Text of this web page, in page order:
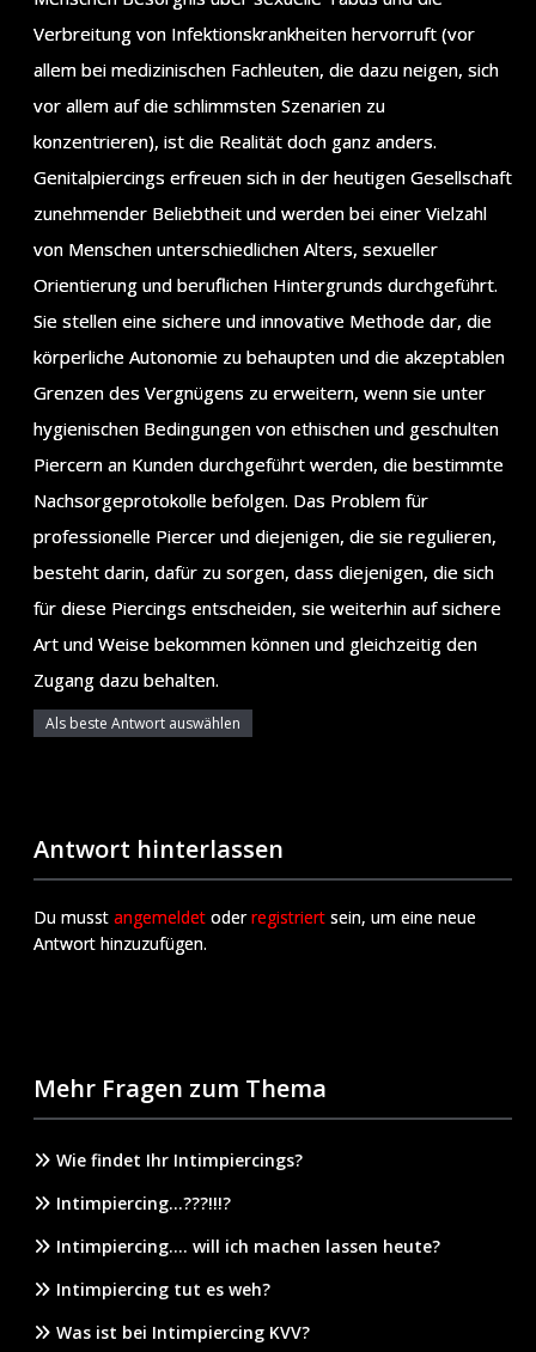
Verbreitung von Infektionskrankheiten hervorruft (vor
allem bei medizinischen Fachleuten, die dazu neigen, sich
vor allem auf die schlimmsten Szenarien zu
konzentrieren), ist die Realität doch ganz anders.
Genitalpiercings erfreuen sich in der heutigen Gesellschaft
zunehmender Beliebtheit und werden bei einer Vielzahl
von Menschen unterschiedlichen Alters, sexueller
Orientierung und beruflichen Hintergrunds durchgeführt.
Sie stellen eine sichere und innovative Methode dar, die
körperliche Autonomie zu behaupten und die akzeptablen
Grenzen des Vergnügens zu erweitern, wenn sie unter
hygienischen Bedingungen von ethischen und geschulten
Piercern an Kunden durchgeführt werden, die bestimmte
Nachsorgeprotokolle befolgen. Das Problem für
professionelle Piercer und diejenigen, die sie regulieren,
besteht darin, dafür zu sorgen, dass diejenigen, die sich
für diese Piercings entscheiden, sie weiterhin auf sichere
Art und Weise bekommen können und gleichzeitig den
Zugang dazu behalten.
Als beste Antwort auswählen
Antwort hinterlassen
Du musst angemeldet oderregistriert sein, um eine neue
Antwort hinzuzufügen.
Mehr Fragen zum Thema
Wie findet Ihr Intimpiercings?
Intimpiercing…???!!!?
Intimpiercing…. will ich machen lassen heute?
Intimpiercing tut es weh?
Was ist bei Intimpiercing KVV?